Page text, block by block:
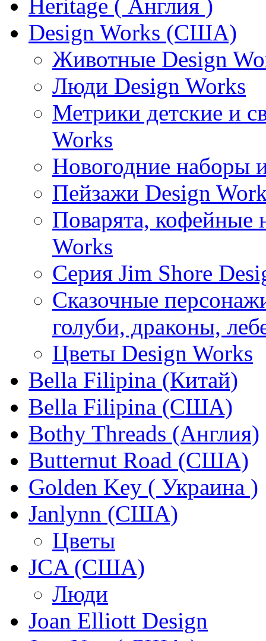
Heritage ( Англия )
Design Works (США)
Животные Design
Люди Design Works
Метрики детские и
Works
Новогодние наборы
Пейзажи Design
Поварята, кофейные
Works
Серия Jim Shore
Сказочные
голуби, драконы,
Цветы Design Works
Bella Filipina (Китай)
Bella Filipina (США)
Bothy Threads (Англия)
Butternut Road (США)
Golden Key ( Украина )
Janlynn (США)
Цветы
JCA (США)
Люди
Joan Elliott Design